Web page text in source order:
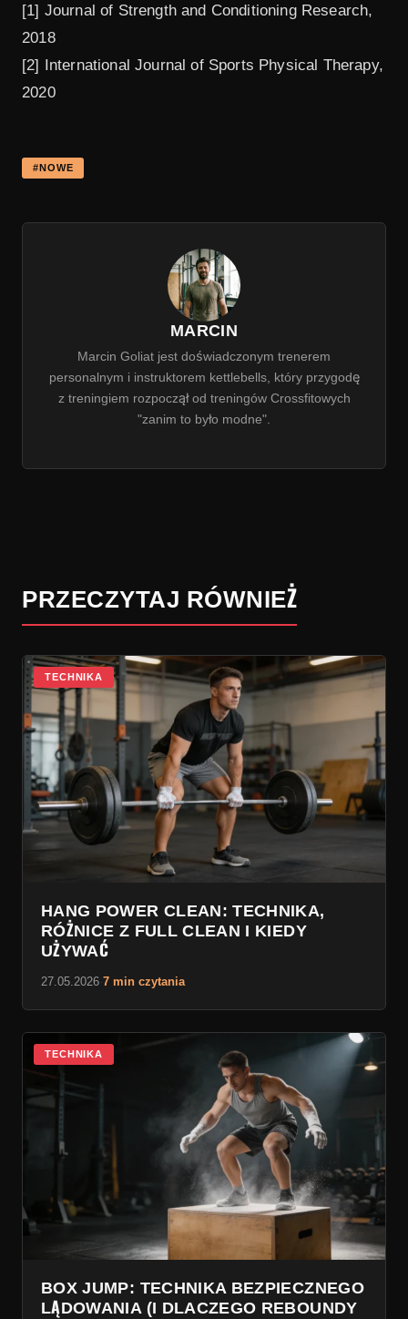
[1] Journal of Strength and Conditioning Research,
2018
[2] International Journal of Sports Physical Therapy,
2020
#NOWE
MARCIN
Marcin Goliat jest doświadczonym trenerem
personalnym i instruktorem kettlebells, który przygodę
z treningiem rozpoczął od treningów Crossfitowych
"zanim to było modne".
PRZECZYTAJ RÓWNIEŻ
TECHNIKA
HANG POWER CLEAN: TECHNIKA,
RÓŻNICE Z FULL CLEAN I KIEDY
UŻYWAĆ
27.05.2026 7 min czytania
TECHNIKA
BOX JUMP: TECHNIKA BEZPIECZNEGO
LĄDOWANIA (I DLACZEGO REBOUNDY